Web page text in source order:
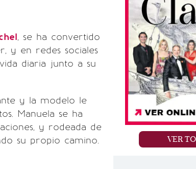
, se ha convertido
y en redes sociales
diaria junto a su
y la modelo le
Manuela se ha
y rodeada de
su propio camino.
VER